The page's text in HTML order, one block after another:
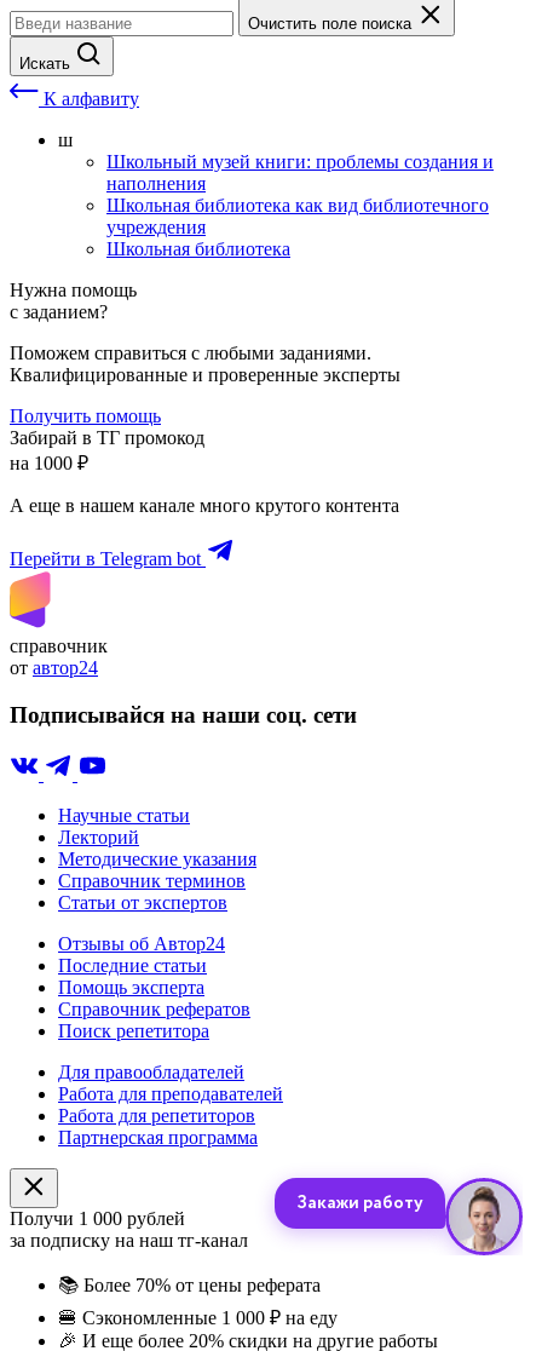
Очистить поле поиска
Искать
К алфавиту
ш
Школьный музей книги: проблемы создания и
наполнения
Школьная библиотека как вид библиотечного
учреждения
Школьная библиотека
Нужна помощь
с заданием?
Поможем справиться с любыми заданиями.
Квалифицированные и проверенные эксперты
Получить помощь
Забирай в ТГ промокод
на 1000 ₽
А еще в нашем канале много крутого контента
Перейти в Telegram bot
справочник
от автор24
Подписывайся на наши соц. сети
Научные статьи
Лекторий
Методические указания
Справочник терминов
Статьи от экспертов
Отзывы об Автор24
Последние статьи
Помощь эксперта
Справочник рефератов
Поиск репетитора
Для правообладателей
Работа для преподавателей
Работа для репетиторов
Партнерская программа
Получи 1 000 рублей
за подписку на наш тг-канал
📚 Более 70% от цены реферата
🍔 Сэкономленные 1 000 ₽ на еду
🎉 И еще более 20% скидки на другие работы